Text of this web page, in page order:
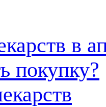
в
покупку?